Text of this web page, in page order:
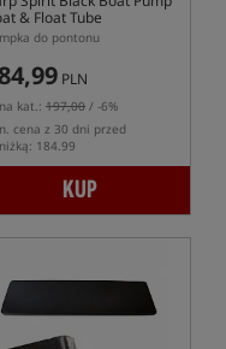
& Float Tube
do pontonu
PLN
kat.: 197,00 / -6%
cena z 30 dni przed
184.99
KUP